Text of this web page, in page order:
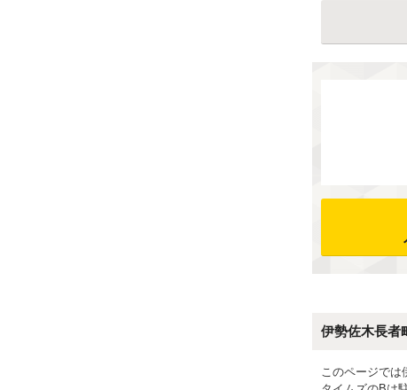
伊勢佐木長者
このページでは